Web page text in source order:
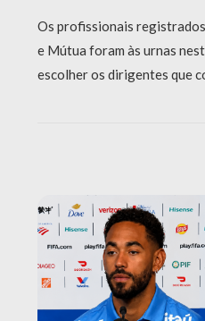
Os profissionais
e Mútua foram às urnas
escolher os dirigentes que